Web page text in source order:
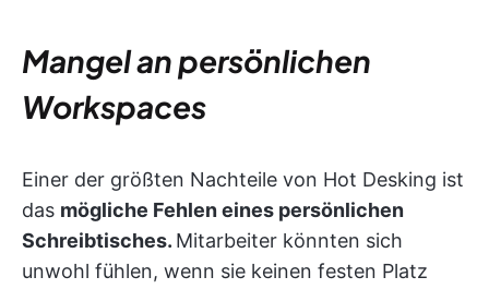
Mangel an persönlichen
Workspaces
Einer der größten Nachteile von Hot Desking ist
das mögliche Fehlen eines persönlichen
Schreibtisches. Mitarbeiter könnten sich
unwohl fühlen, wenn sie keinen festen Platz